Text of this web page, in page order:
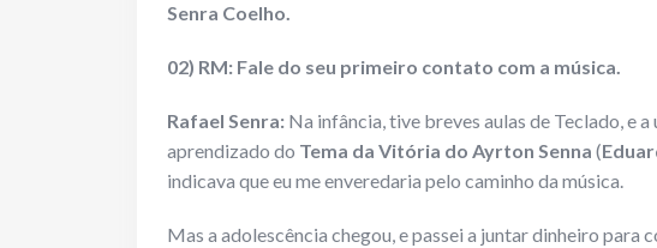
Senra Coelho.
02) RM: Fale do seu primeiro contato com a música.
Rafael Senra: Na infância, tive breves aulas de Teclado, e
aprendizado do Tema da Vitória do Ayrton Senna (
indicava que eu me enveredaria pelo caminho da música.
Mas a adolescência chegou, e passei a juntar dinheiro para